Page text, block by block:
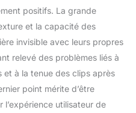
qui n'alourdit
vos cheveux. Les
sont également
pour vos
ce qui garantit
ne les abîment
Vous pouvez les
toute la journée
positifs. La grande
et la capacité des
invisible avec leurs propres
relevé des problèmes liés à
et à la tenue des clips après
point mérite d’être
utilisateur de